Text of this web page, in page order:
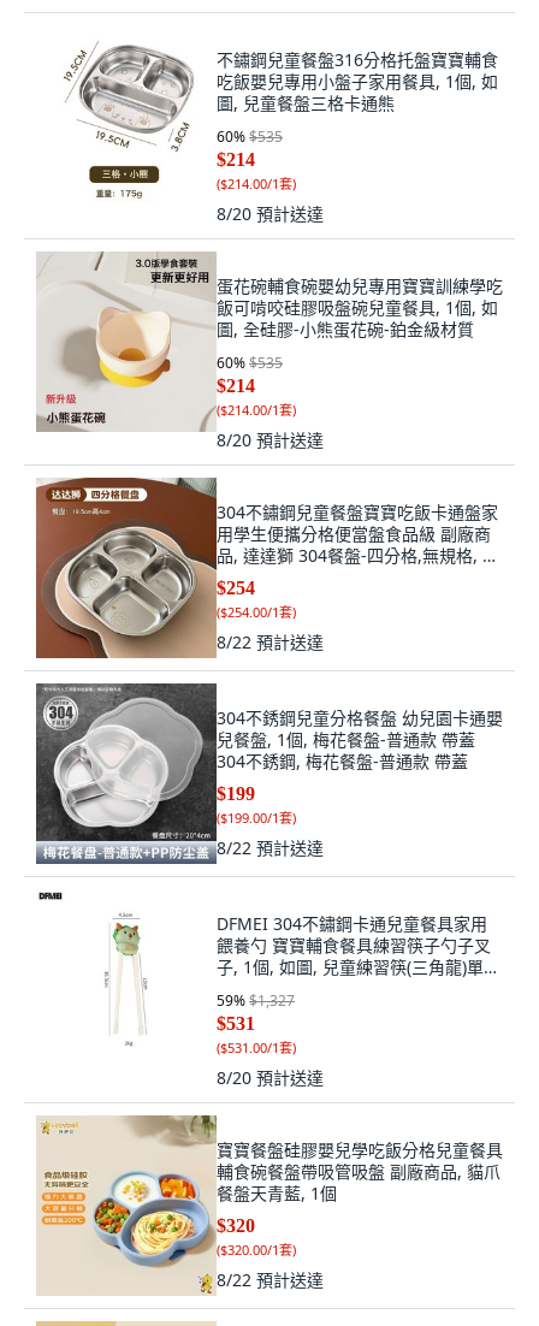
不鏽鋼兒童餐盤316分格托盤寶寶輔食
吃飯嬰兒專用小盤子家用餐具, 1個, 如
圖, 兒童餐盤三格卡通熊
60%$535
$214
($214.00/1套)
8/20 預計送達
蛋花碗輔食碗嬰幼兒專用寶寶訓練學吃
飯可啃咬硅膠吸盤碗兒童餐具, 1個, 如
圖, 全硅膠-小熊蛋花碗-鉑金級材質
60%$535
$214
($214.00/1套)
8/20 預計送達
304不鏽鋼兒童餐盤寶寶吃飯卡通盤家
用學生便攜分格便當盤食品級 副廠商
品, 達達獅 304餐盤-四分格,無規格, 1
個, 四分格
$254
($254.00/1套)
8/22 預計送達
304不銹鋼兒童分格餐盤 幼兒園卡通嬰
兒餐盤, 1個, 梅花餐盤-普通款 帶蓋
304不銹鋼, 梅花餐盤-普通款 帶蓋
$199
($199.00/1套)
8/22 預計送達
DFMEI 304不鏽鋼卡通兒童餐具家用
餵養勺 寶寶輔食餐具練習筷子勺子叉
子, 1個, 如圖, 兒童練習筷(三角龍)單雙
59%$1,327
$531
($531.00/1套)
8/20 預計送達
寶寶餐盤硅膠嬰兒學吃飯分格兒童餐具
輔食碗餐盤帶吸管吸盤 副廠商品, 貓爪
餐盤天青藍, 1個
$320
($320.00/1套)
8/22 預計送達